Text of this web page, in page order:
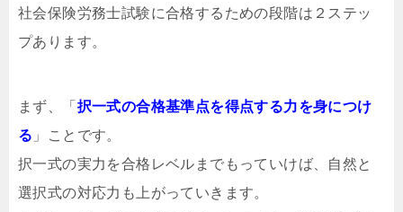
社会保険労務士試験に合格するための段階は２ステッ
プあります。
まず、「 択一式の合格基準点を得点する力を身につけ
る 」ことです。
択一式の実力を合格レベルまでもっていけば、自然と
選択式の対応力も上がっていきます。